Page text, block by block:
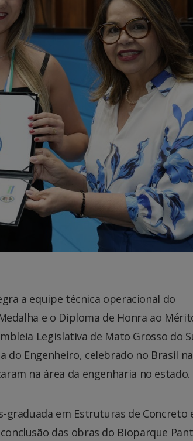
a equipe técnica operacional do
e o Diploma de Honra ao
Legislativa de Mato Grosso do
do Engenheiro, celebrado no Brasil na
na área da engenharia no estado.
graduada em Estruturas de Concreto
das obras do Bioparque